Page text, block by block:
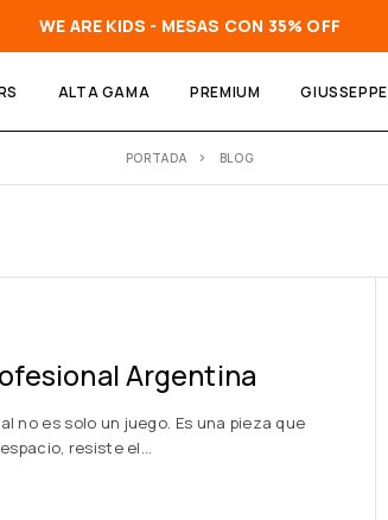
WE ARE KIDS - MESAS CON 35% OFF
ALTA GAMA PREMIUM GIUSSEPPE
PORTADA BLOG
Argentina
no es solo un juego. Es una pieza que
resiste el…